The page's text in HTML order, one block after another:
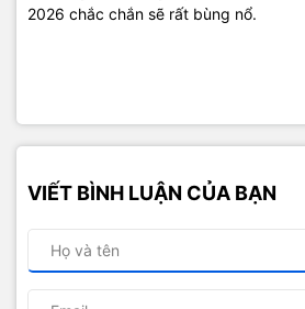
2026 chắc chắn sẽ rất bùng nổ.
VIẾT BÌNH LUẬN CỦA BẠN